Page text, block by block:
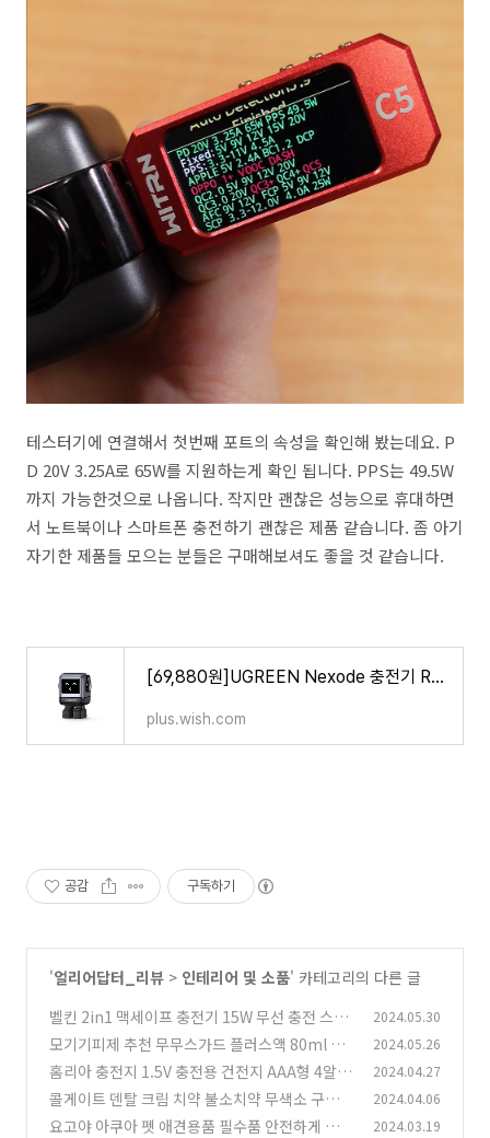
테스터기에 연결해서 첫번째 포트의 속성을 확인해 봤는데요. P
D 20V 3.25A로 65W를 지원하는게 확인 됩니다. PPS는 49.5W
까지 가능한것으로 나옵니다. 작지만 괜찮은 성능으로 휴대하면
서 노트북이나 스마트폰 충전하기 괜찮은 제품 같습니다. 좀 아기
자기한 제품들 모으는 분들은 구매해보셔도 좋을 것 같습니다.
[69,880원]UGREEN Nexode 충전기 RG 65W 급속 충전기 USB-C*2와 USB-A*1 PD/PPS/QC4+/SCP 규격 대응 MacBook Air/iPad Pr
plus.wish.com
공감 구독하기
'얼리어답터_리뷰 > 인테리어 및 소품' 카테고리의 다른 글
벨킨 2in1 맥세이프 충전기 15W 무선 충전 스탠
드 WIZ020bt
(2)
2024.05.30
모기기피제 추천 무무스가드 플러스액 80ml 3개
저렴하게 구매하기
(2)
2024.05.26
홈리아 충전지 1.5V 충전용 건전지 AAA형 4알
구매기
(0)
2024.04.27
콜게이트 덴탈 크림 치약 불소치약 무색소 구매기
(1)
2024.04.06
요고야 아쿠아 펫 애견용품 필수품 안전하게 세균
2024.03.19